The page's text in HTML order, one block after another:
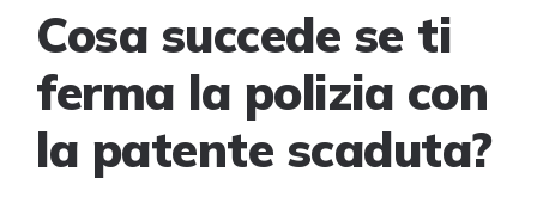
Cosa succede se ti
ferma la polizia con
la patente scaduta?